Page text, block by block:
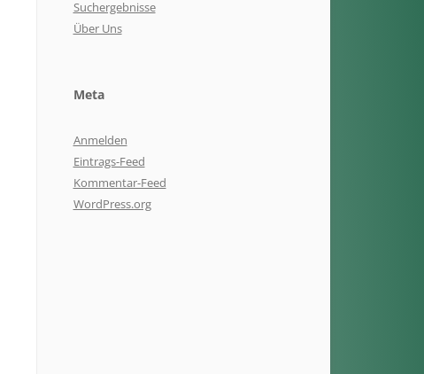
Suchergebnisse
Über Uns
Meta
Anmelden
Eintrags-Feed
Kommentar-Feed
WordPress.org